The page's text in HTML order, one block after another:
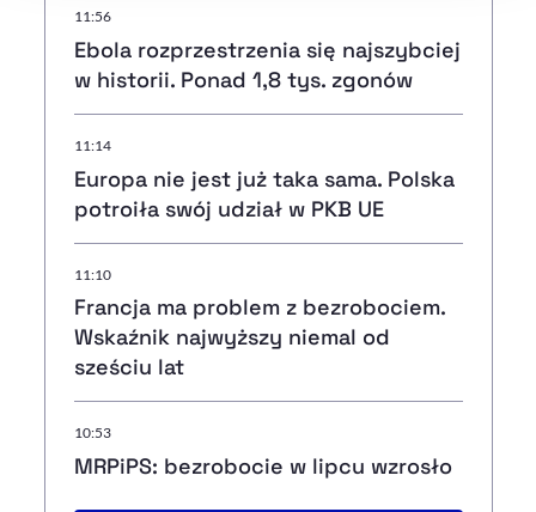
11:56
Ebola rozprzestrzenia się najszybciej
w historii. Ponad 1,8 tys. zgonów
11:14
Europa nie jest już taka sama. Polska
potroiła swój udział w PKB UE
11:10
Francja ma problem z bezrobociem.
Wskaźnik najwyższy niemal od
sześciu lat
10:53
MRPiPS: bezrobocie w lipcu wzrosło